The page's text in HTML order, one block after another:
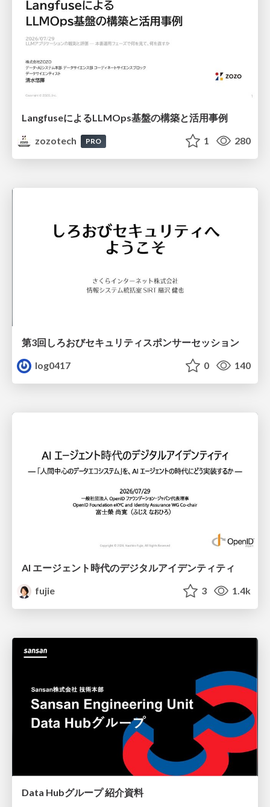
LangfuseによるLLMOps基盤の構築と活用事例
zozotech
PRO 1 280
第3回しろおびセキュリティスポンサーセッション
log0417
0 140
AI エージェント時代のデジタルアイデンティティ
fujie
3 1.4k
Data Hubグループ 紹介資料